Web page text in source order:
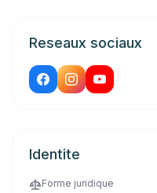
Reseaux sociaux
Identite
Forme juridique